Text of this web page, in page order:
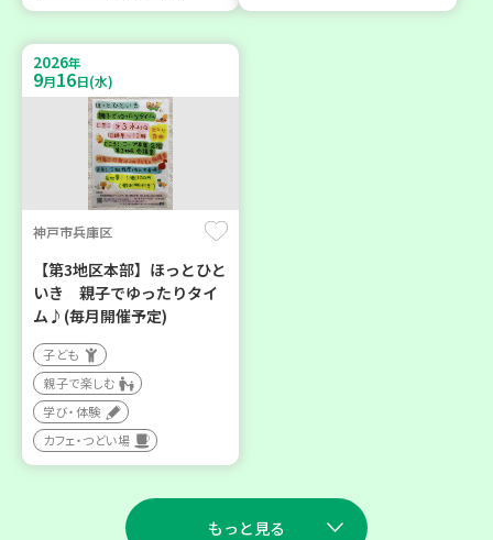
2026年
9月16日(水)
神戸市兵庫区
【第3地区本部】ほっとひと
いき 親子でゆったりタイ
ム♪(毎月開催予定)
子ども
親子で楽しむ
学び・体験
カフェ・つどい場
もっと見る